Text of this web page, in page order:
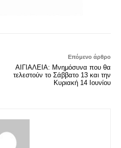
Επόμενο άρθρο
ΑΙΓΙΑΛΕΙΑ: Μνημόσυνα που θα
τελεστούν το Σάββατο 13 και την
Κυριακή 14 Ιουνίου